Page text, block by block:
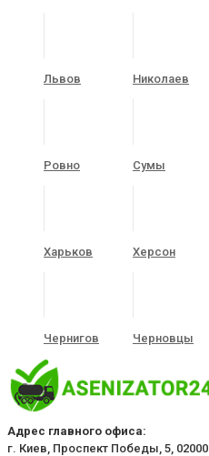
Львов Николаев
Ровно Сумы
Харьков Херсон
Чернигов Черновцы
Адрес главного офиса:
г. Киев, Проспект Победы, 5, 02000